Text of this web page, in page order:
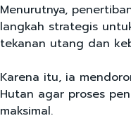
Menurutnya,
langkah strategis
tekanan utang dan
Karena itu, ia
Hutan agar proses
maksimal.